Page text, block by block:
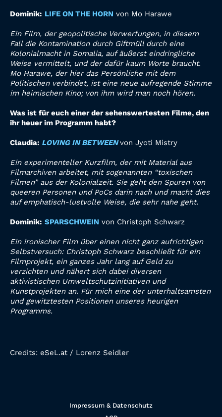
Dominik: LIFE ON THE HORN von Mo Harawe
Ein Film, der geopolitische Verwerfungen, in diesem
Fall die Kontamination durch Giftmüll durch eine
Kolonialmacht in Somalia, auf äußerst eindringliche
Weise vermittelt, und der dafür kaum Worte braucht.
Mo Harawe, der hier das Persönliche mit dem
Politischen verbindet, ist eine neue aufregende Stimme
im heimischen Kino; von ihm wird man noch hören.
Was ist für euch einer der sehenswertesten Filme, den
ihr heuer im Programm habt?
Claudia: LOVING IN BETWEEN von Jyoti Mistry
Ein experimenteller Kurzfilm, der mit Material aus
Filmarchiven arbeitet, mit sogenannten “toxischen
Filmen” aus der Kolonialzeit. Sie geht den Spuren von
queeren Personen und PoCs darin nach und macht dies
auf emphatisch-lustvolle Weise, die sehr nahe geht.
Dominik: SPARSCHWEIN von Christoph Schwarz
Ein ironischer Film über einen nicht ganz aufrichtigen
Selbstversuch: Christoph Schwarz beschließt für ein
Filmprojekt, ein ganzes Jahr lang auf Geld zu
verzichten und nähert sich dabei diversen
aktivistischen Umweltschutzinitiativen und
Kunstprojekten an. Für mich eine der unterhaltsamsten
und gewitztesten Positionen unseres heurigen
Programms.
Credits: eSeL.at / Lorenz Seidler
Impressum & Datenschutz